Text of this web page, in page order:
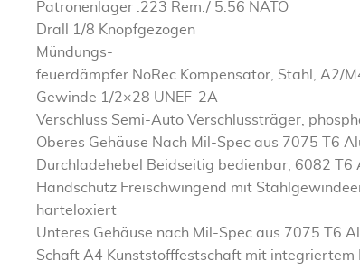
Patronenlager .223 Rem./ 5.56 NATO
Drall 1/8 Knopfgezogen
Mündungs-
feuerdämpfer NoRec Kompensator, Stahl, A2/
Gewinde 1/2×28 UNEF-2A
Verschluss Semi-Auto Verschlussträger,
Oberes Gehäuse Nach Mil-Spec aus 7075 T6
Durchladehebel Beidseitig bedienbar, 6082 T6
Handschutz Freischwingend mit
harteloxiert
Unteres Gehäuse nach Mil-Spec aus 7075 T6
Schaft A4 Kunststofffestschaft mit